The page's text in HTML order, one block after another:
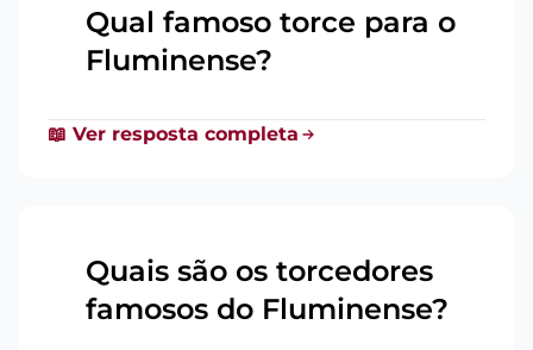
Qual famoso torce para o
Fluminense?
📖 Ver resposta completa
Quais são os torcedores
famosos do Fluminense?